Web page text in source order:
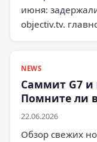
июня:
objectiv.tv.
NEWS
Саммит G7 и
Помните ли
22.06.2026
Обзор свежих